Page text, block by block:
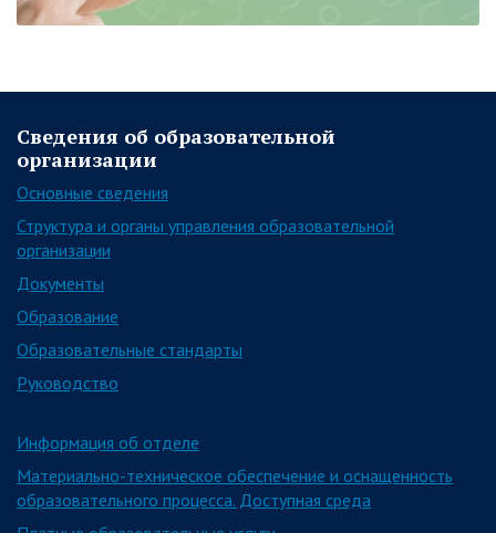
Сведения об образовательной
организации
Основные сведения
Структура и органы управления образовательной
организации
Документы
Образование
Образовательные стандарты
Руководство
Информация об отделе
Материально-техническое обеспечение и оснащенность
образовательного процесса. Доступная среда